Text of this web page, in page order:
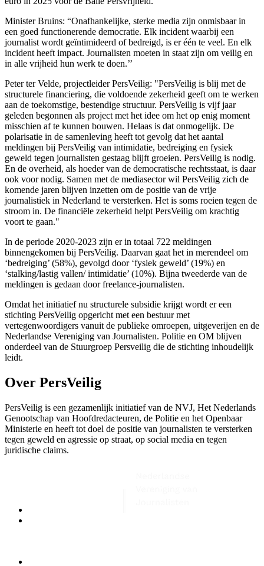
Minister Bruins: “Onafhankelijke, sterke media zijn onmisbaar in
een goed functionerende democratie. Elk incident waarbij een
journalist wordt geïntimideerd of bedreigd, is er één te veel. En elk
incident heeft impact. Journalisten moeten in staat zijn om veilig en
in alle vrijheid hun werk te doen.’’
Peter ter Velde, projectleider PersVeilig: "PersVeilig is blij met de
structurele financiering, die voldoende zekerheid geeft om te werken
aan de toekomstige, bestendige structuur. PersVeilig is vijf jaar
geleden begonnen als project met het idee om het op enig moment
misschien af te kunnen bouwen. Helaas is dat onmogelijk. De
polarisatie in de samenleving heeft tot gevolg dat het aantal
meldingen bij PersVeilig van intimidatie, bedreiging en fysiek
geweld tegen journalisten gestaag blijft groeien. PersVeilig is nodig.
En de overheid, als hoeder van de democratische rechtsstaat, is daar
ook voor nodig. Samen met de mediasector wil PersVeilig zich de
komende jaren blijven inzetten om de positie van de vrije
journalistiek in Nederland te versterken. Het is soms roeien tegen de
stroom in. De financiële zekerheid helpt PersVeilig om krachtig
voort te gaan."
In de periode 2020-2023 zijn er in totaal 722 meldingen
binnengekomen bij PersVeilig. Daarvan gaat het in merendeel om
‘bedreiging’ (58%), gevolgd door ‘fysiek geweld’ (19%) en
‘stalking/lastig vallen/ intimidatie’ (10%). Bijna tweederde van de
meldingen is gedaan door freelance-journalisten.
Omdat het initiatief nu structurele subsidie krijgt wordt er een
stichting PersVeilig opgericht met een bestuur met
vertegenwoordigers vanuit de publieke omroepen, uitgeverijen en de
Nederlandse Vereniging van Journalisten. Politie en OM blijven
onderdeel van de Stuurgroep Persveilig die de stichting inhoudelijk
leidt.
Over PersVeilig
PersVeilig is een gezamenlijk initiatief van de NVJ, Het Nederlands
Genootschap van Hoofdredacteuren, de Politie en het Openbaar
Ministerie en heeft tot doel de positie van journalisten te versterken
tegen geweld en agressie op straat, op social media en tegen
juridische claims.